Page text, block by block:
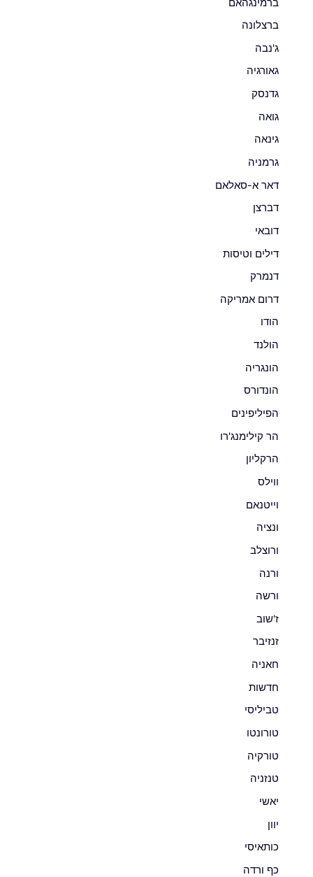
ברצלונה
ג'נבה
גאורגיה
גדנסק
גואה
גינאה
גרמניה
דאר א-סאלאם
דברצן
דובאי
דילים וטיסות
דנמרק
דרום אמריקה
הודו
הולנד
הונגריה
הונדורס
הפיליפינים
הר קילימנג'רו
הרקליון
ווילס
וייטנאם
ונציה
ורוצלב
ורנה
ורשה
ז'שוב
זנזיבר
חאניה
חדשות
טביליסי
טורונטו
טורקיה
טנזניה
יאשי
יוון
כותאיסי
כף ורדה